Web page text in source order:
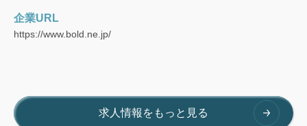
企業URL
https://www.bold.ne.jp/
求人情報をもっと見る